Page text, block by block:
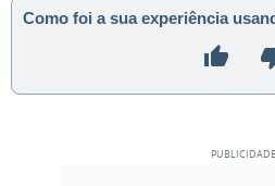
Como foi a sua experiência